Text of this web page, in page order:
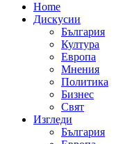
Home
Дискусии
България
Култура
Европа
Мнения
Политика
Бизнес
Свят
Изгледи
България